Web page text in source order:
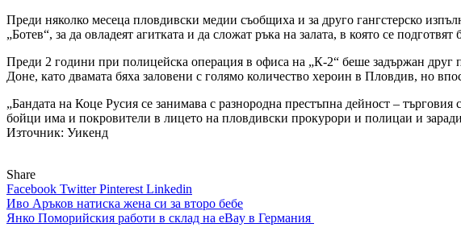
Преди няколко месеца пловдивски медии съобщиха и за друго гангстерско
„Ботев“, за да овладеят агитката и да сложат ръка на залата, в която се подготвят
Преди 2 години при полицейска операция в офиса на „К-2“ беше задържан
Доне, като двамата бяха заловени с голямо количество хероин в Пловдив, но
„Бандата на Коце Русия се занимава с разнородна престъпна дейност –
бойци има и покровители в лицето на пловдивски прокурори и полицаи и
Източник: Уикенд
Share
Facebook TwitterPinterest Linkedin
Навигация
Иво Аръков натиска жена си за второ бебе
Янко Поморийския работи в склад на eBay в Германия